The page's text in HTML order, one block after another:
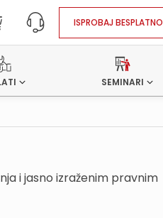
ISPROBAJ BESPLATNO
SEMINARI
i jasno izraženim pravnim